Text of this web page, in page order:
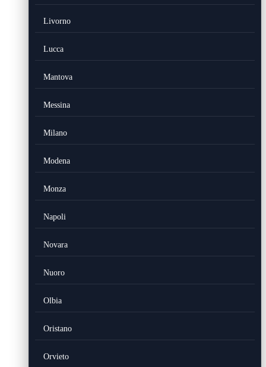
Livorno
Lucca
Mantova
Messina
Milano
Modena
Monza
Napoli
Novara
Nuoro
Olbia
Oristano
Orvieto